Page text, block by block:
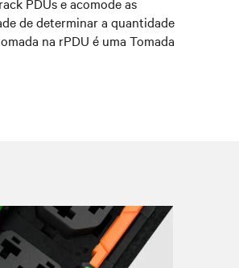
de determinar a quantidade
na rPDU é uma Tomada